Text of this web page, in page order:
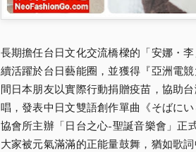
長期擔任台日文化交流橋樑的「安娜・李
續活躍於台日藝能圈，並獲得『亞洲電競
間日本朋友以實際行動捐贈疫苗，協助台
唱，發表中日文雙語創作單曲《そばに
協會所主辦「日台之心-聖誕音樂會」正
大家被元氣滿滿的正能量鼓舞， 猶如歌